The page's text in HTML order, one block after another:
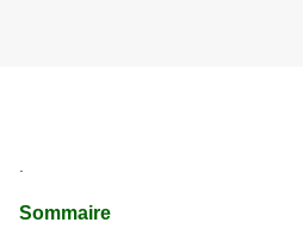
Sommaire